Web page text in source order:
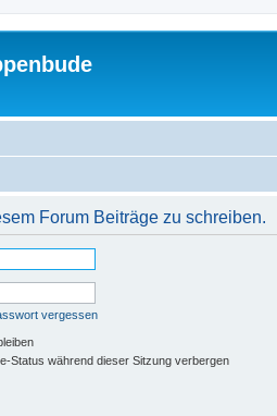
Forum Beiträge zu schreiben.
vergessen
Status während dieser Sitzung verbergen